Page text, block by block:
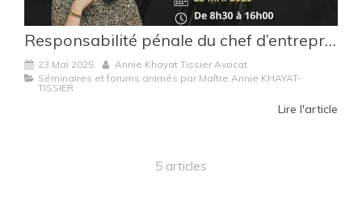
Responsabilité pénale du chef d’entreprise : comprendre les risques et réagir efficacement
23 Mai 2025
Annie Khayat Tissier Avocat
Séminaires et forums animés par Maître Annie KHAYAT-
TISSIER
Lire l'article
5 articles